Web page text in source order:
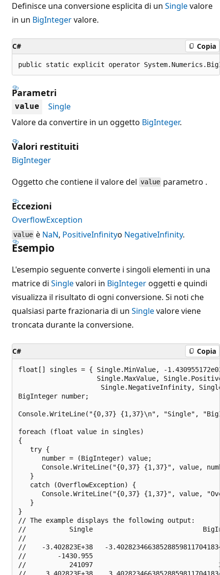
Definisce una conversione esplicita di un Singlevalore
in un BigIntegervalore.
C# Copia
public static explicit operator
Parametri
value
Single
Valore da convertire in un oggetto BigInteger.
Valori restituiti
BigInteger
Oggetto che contiene il valore del value parametro .
Eccezioni
OverflowException
value è NaN, PositiveInfinityo NegativeInfinity.
Esempio
L'esempio seguente converte i singoli elementi in una
matrice di Singlevalori in BigIntegeroggetti e quindi
visualizza il risultato di ogni conversione. Si noti che
qualsiasi parte frazionaria di un Singlevalore viene
troncata durante la conversione.
C# Copia
float[] singles = { Single.MinValue, -
Single.MaxValue,
Single.NegativeInfinity,
BigInteger number;
Console.WriteLine("{0,37} {1,37}\n", "Single",
foreach (float value in singles)
{
   try {
      number = (BigInteger) value;
Console.WriteLine("{0,37} {1,37}", value,
   }
   catch (OverflowException) {
Console.WriteLine("{0,37} {1,37}", value,
   }
}
// The example displays the following output:
//           Single
//
//    -3.402823E+38   -
//        -1430.955                                 -
//           241097
//     3.402823E+38